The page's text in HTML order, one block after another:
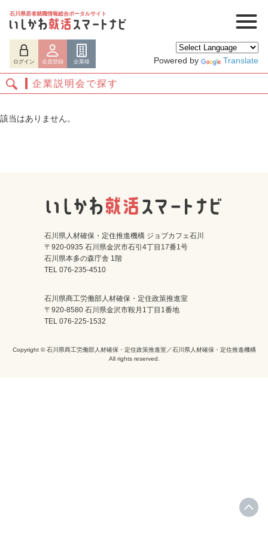
石川県若者就職情報総合ポータルサイト
ログイン 会員登録 企業様 Powered by Translate
ログイン 会員登録
企業説明会で探す
該当はありません。
石川県人材確保・定住推進機構 ジョブカフェ石川
〒920-0935 石川県金沢市石引4丁目17番1号
石川県本多の森庁舎 1階
TEL 076-235-4510
石川県商工労働部人材確保・定住政策推進室
〒920-8580 石川県金沢市鞍月1丁目1番地
TEL 076-225-1532
Copyright © 石川県商工労働部人材確保・定住政策推進室／石川県人材確保・定住推進機構
All rights reserved.